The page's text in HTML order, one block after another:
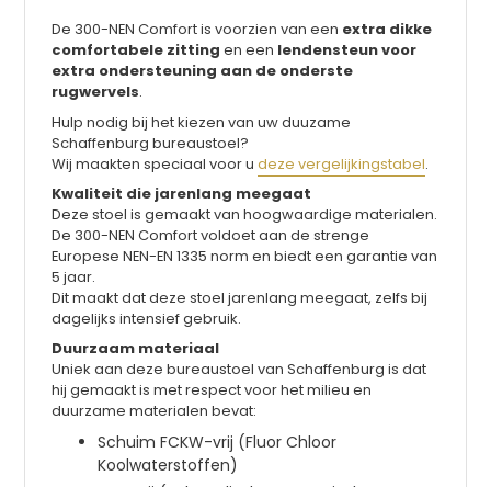
De 300-NEN Comfort is voorzien van een extra dikke
comfortabele zitting en een lendensteun voor
extra ondersteuning aan de onderste
rugwervels.
Hulp nodig bij het kiezen van uw duuzame
Schaffenburg bureaustoel?
Wij maakten speciaal voor u deze vergelijkingstabel.
Kwaliteit die jarenlang meegaat
Deze stoel is gemaakt van hoogwaardige materialen.
De 300-NEN Comfort voldoet aan de strenge
Europese NEN-EN 1335 norm en biedt een garantie van
5 jaar.
Dit maakt dat deze stoel jarenlang meegaat, zelfs bij
dagelijks intensief gebruik.
Duurzaam materiaal
Uniek aan deze bureaustoel van Schaffenburg is dat
hij gemaakt is met respect voor het milieu en
duurzame materialen bevat:
Schuim FCKW-vrij (Fluor Chloor
Koolwaterstoffen)